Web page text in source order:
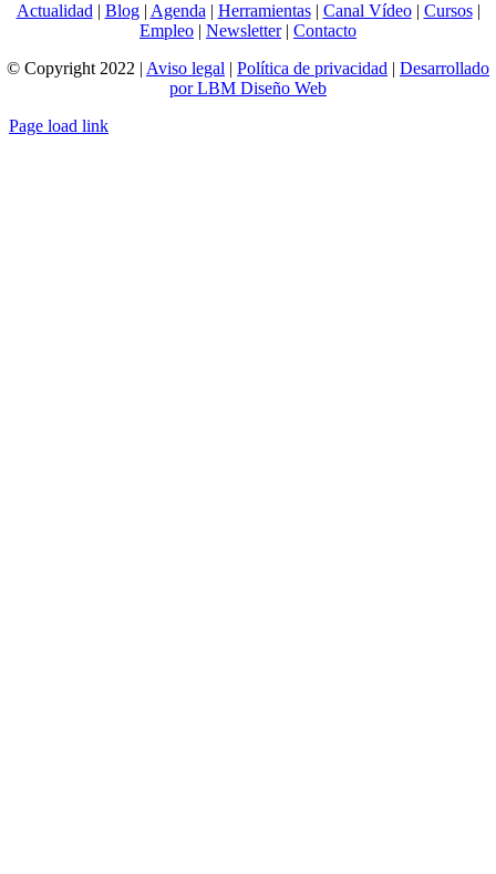
Actualidad | Blog| Agenda | Herramientas| Canal Vídeo| Cursos|
Empleo | Newsletter| Contacto
© Copyright 2022 | Aviso legal | Política de privacidad | Desarrollado
por LBM Diseño Web
Page load link